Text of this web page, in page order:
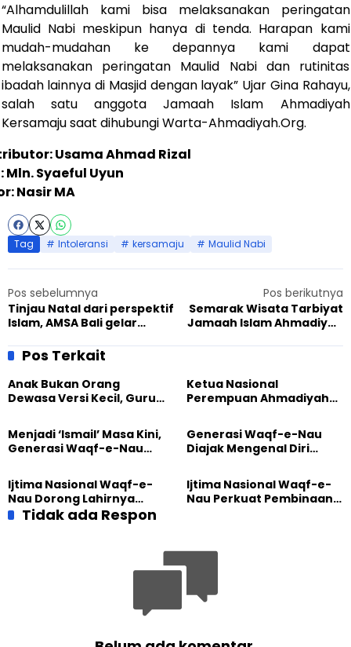
“Alhamdulillah kami bisa melaksanakan peringatan
Maulid Nabi meskipun hanya di tenda. Harapan kami
mudah-mudahan ke depannya kami dapat
melaksanakan peringatan Maulid Nabi dan rutinitas
ibadah lainnya di Masjid dengan layak” Ujar Gina Rahayu,
salah satu anggota Jamaah Islam Ahmadiyah
Kersamaju saat dihubungi Warta-Ahmadiyah.Org.
Usama Ahmad Rizal
Mln. Syaeful Uyun
Nasir MA
Tag Intoleransi kersamaju Maulid Nabi
Pos sebelumnya
Tinjau Natal dari perspektif
Islam, AMSA Bali gelar
Pos berikutnya
Semarak Wisata Tarbiyat
Jamaah Islam Ahmadiyah
Pos Terkait
Anak Bukan Orang
Dewasa Versi Kecil, Guru
Pendidikan BERLIAN
Ketua Nasional
Perempuan Ahmadiyah
Besar Universitas
Terbuka
Menjadi ‘Ismail’ Masa Kini,
Generasi Waqf-e-Nau
Pengabdian
Generasi Waqf-e-Nau
Diajak Mengenal Diri
Dunia
Ijtima Nasional Waqf-e-
Nau Dorong Lahirnya
Generasi Pengkhidmat
Ijtima Nasional Waqf-e-
Nau Perkuat Pembinaan
Tidak ada Respon